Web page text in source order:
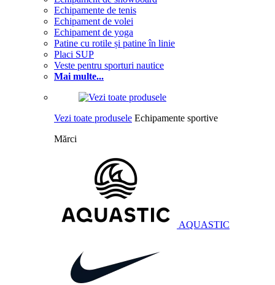
Echipamente de tenis
Echipament de volei
Echipament de yoga
Patine cu rotile și patine în linie
Placi SUP
Veste pentru sporturi nautice
Mai multe...
Vezi toate produsele Echipamente sportive
Mărci
AQUASTIC